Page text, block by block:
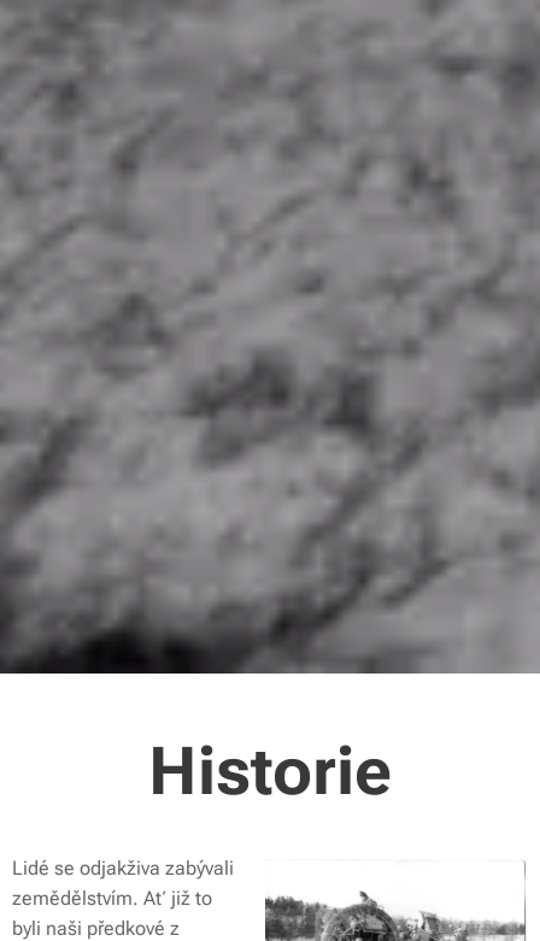
Historie
Lidé se odjakživa zabývali
zemědělstvím. Ať již to
byli naši předkové z